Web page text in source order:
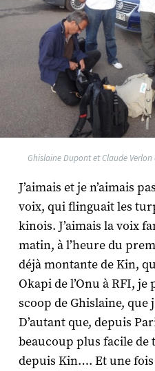
Ghislaine Dupont et Claude Verlon
J’aimais et je n’aimais
voix, qui flinguait les
kinois. J’aimais la voix
matin, à l’heure du
déjà montante de Kin,
Okapi de l’Onu à RFI,
scoop de Ghislaine, que
D’autant que, depuis
beaucoup plus facile de
depuis Kin…. Et une